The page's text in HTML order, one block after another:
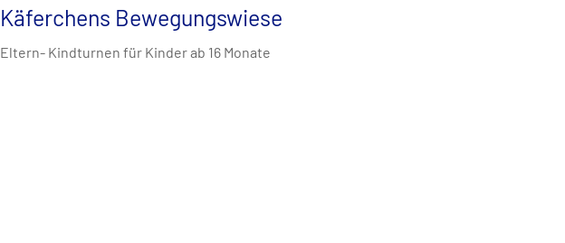
Käferchens Bewegungswiese
Eltern- Kindturnen für Kinder ab 16 Monate